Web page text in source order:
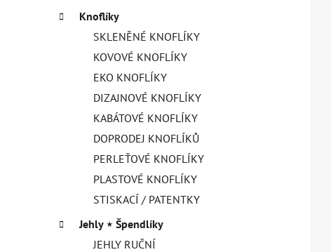
Knoflíky
SKLENĚNÉ KNOFLÍKY
KOVOVÉ KNOFLÍKY
EKO KNOFLÍKY
DIZAJNOVÉ KNOFLÍKY
KABÁTOVÉ KNOFLÍKY
DOPRODEJ KNOFLÍKŮ
PERLEŤOVÉ KNOFLÍKY
PLASTOVÉ KNOFLÍKY
STISKACÍ / PATENTKY
Jehly ⋆ Špendlíky
JEHLY RUČNÍ